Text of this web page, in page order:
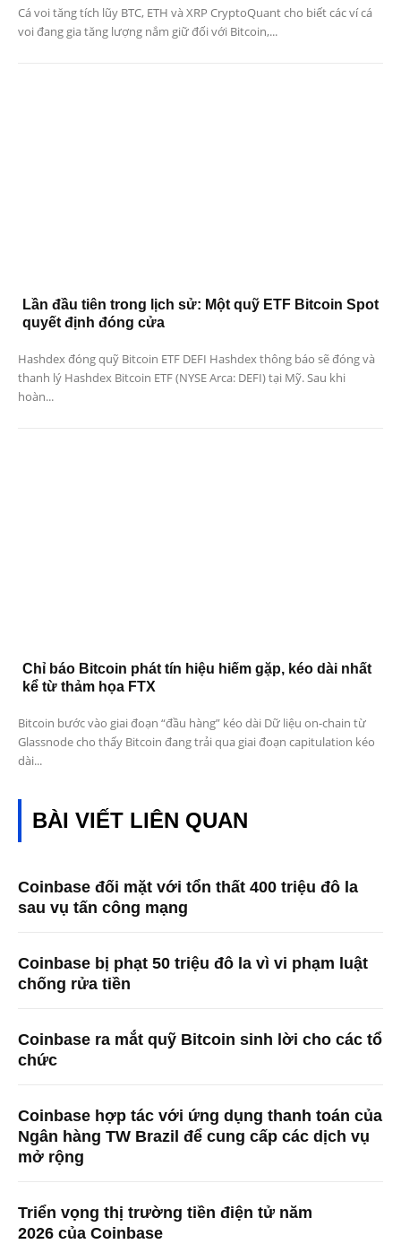
Cá voi tăng tích lũy BTC, ETH và XRP CryptoQuant cho biết các ví cá
voi đang gia tăng lượng nắm giữ đối với Bitcoin,...
Lần đầu tiên trong lịch sử: Một quỹ ETF Bitcoin Spot
quyết định đóng cửa
Hashdex đóng quỹ Bitcoin ETF DEFI Hashdex thông báo sẽ đóng và
thanh lý Hashdex Bitcoin ETF (NYSE Arca: DEFI) tại Mỹ. Sau khi
hoàn...
Chỉ báo Bitcoin phát tín hiệu hiếm gặp, kéo dài nhất
kể từ thảm họa FTX
Bitcoin bước vào giai đoạn “đầu hàng” kéo dài Dữ liệu on-chain từ
Glassnode cho thấy Bitcoin đang trải qua giai đoạn capitulation kéo
dài...
BÀI VIẾT LIÊN QUAN
Coinbase đối mặt với tổn thất 400 triệu đô la
sau vụ tấn công mạng
Coinbase bị phạt 50 triệu đô la vì vi phạm luật
chống rửa tiền
Coinbase ra mắt quỹ Bitcoin sinh lời cho các tổ
chức
Coinbase hợp tác với ứng dụng thanh toán của
Ngân hàng TW Brazil để cung cấp các dịch vụ
mở rộng
Triển vọng thị trường tiền điện tử năm
2026 của Coinbase